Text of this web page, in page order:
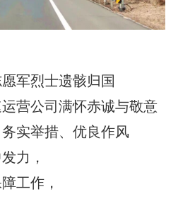
军烈士遗骸归国
运营公司满怀赤诚与敬意
务实举措、优良作风
力，
工作，